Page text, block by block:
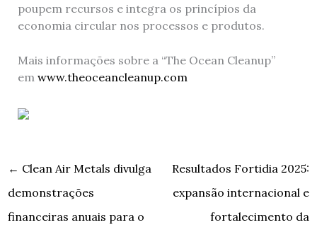
poupem recursos e integra os princípios da
economia circular nos processos e produtos.
Mais informações sobre a “The Ocean Cleanup”
em www.theoceancleanup.com
← Clean Air Metals divulga
demonstrações
financeiras anuais para o
Resultados Fortidia 2025:
expansão internacional e
fortalecimento da